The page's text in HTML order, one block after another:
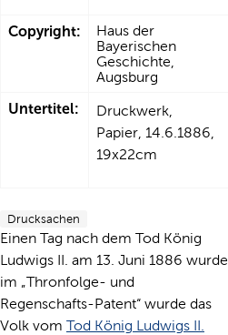
Copyright:
Haus der
Bayerischen
Geschichte,
Augsburg
Untertitel:
Druckwerk,
Papier, 14.6.1886,
19x22cm
Drucksachen
Einen Tag nach dem Tod König
Ludwigs II. am 13. Juni 1886 wurde
im „Thronfolge- und
Regenschafts-Patent“ wurde das
Volk vom Tod König Ludwigs II.